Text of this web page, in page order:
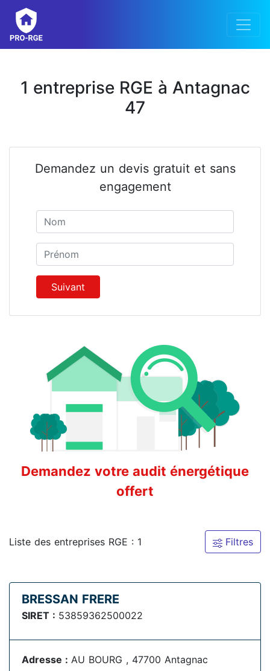
1 entreprise RGE à Antagnac
47
Demandez un devis gratuit et sans
engagement
Prénom
Suivant
Demandez votre audit énergétique
offert
Liste des entreprises RGE : 1 Filtres
BRESSAN FRERE
SIRET : 53859362500022
Adresse : AU BOURG , 47700 Antagnac